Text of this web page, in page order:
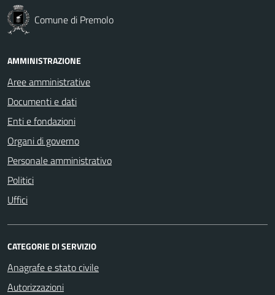
Comune di Premolo
AMMINISTRAZIONE
Aree amministrative
Documenti e dati
Enti e fondazioni
Organi di governo
Personale amministrativo
Politici
Uffici
CATEGORIE DI SERVIZIO
Anagrafe e stato civile
Autorizzazioni